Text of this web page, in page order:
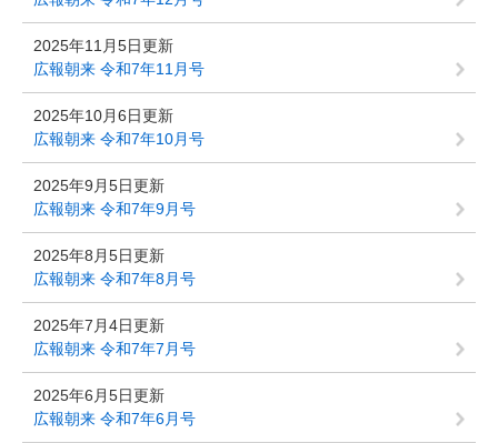
2025年11月5日更新
広報朝来 令和7年11月号
2025年10月6日更新
広報朝来 令和7年10月号
2025年9月5日更新
広報朝来 令和7年9月号
2025年8月5日更新
広報朝来 令和7年8月号
2025年7月4日更新
広報朝来 令和7年7月号
2025年6月5日更新
広報朝来 令和7年6月号